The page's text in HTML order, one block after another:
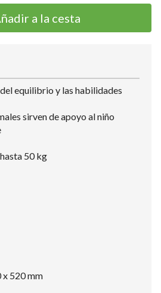
a la cesta
equilibrio y las habilidades
sirven de apoyo al niño
50 kg
x 520 mm